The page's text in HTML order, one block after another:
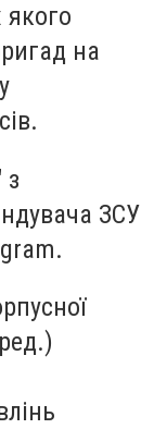
на
з
ЗСУ